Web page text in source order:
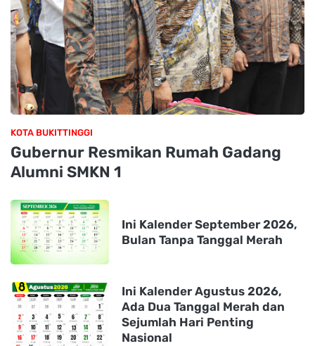
KOTA BUKITTINGGI
Gubernur Resmikan Rumah Gadang
Alumni SMKN 1
Ini Kalender September 2026,
Bulan Tanpa Tanggal Merah
Ini Kalender Agustus 2026,
Ada Dua Tanggal Merah dan
Sejumlah Hari Penting
Nasional